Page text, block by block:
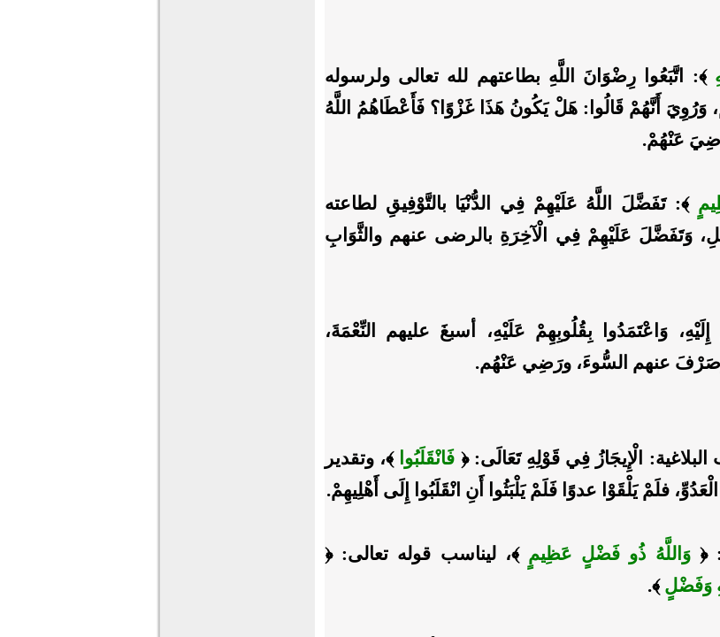
﴾: اتَّبَعُوا رِضْوَانَ اللَّهِ بطاعتهم لله تعالى ولرسوله
وَرُوِيَ أَنَّهُمْ قَالُوا: هَلْ يَكُونُ هَذَا غَزْوًا؟ فَأَعْطَاهُمُ اللَّهُ
عَنْهُمْ.
﴾: تَفَضَّلَ اللَّهُ عَلَيْهِمْ فِي الدُّنْيَا بالتَّوْفِيقِ لطاعته
وَتَفَضَّلَ عَلَيْهِمْ فِي الْآخِرَةِ بالرضى عنهم والثَّوَابِ
وَاعْتَمَدُوا بِقُلُوبِهِمْ عَلَيْهِ، أسبغَ عليهم النِّعْمَةَ،
عنهم السُّوءَ، ورَضِي عَنْهُم.
الْإِيجَازُ فِي قَوْلِهِ تَعَالَى: ﴿ فَانْقَلَبُوا ﴾، وتقدير
فلَمْ يَلْقَوْا عدوًا فَلَمْ يَلْبَثُوا أَنِ انْقَلَبُوا إِلَى أَهْلِيهِمْ.
﴿وَاللَّهُ ذُو فَضْلٍ عَظِيمٍ ﴾، ليناسب قوله تعالى: ﴿
وَفَضْلٍ ﴾.